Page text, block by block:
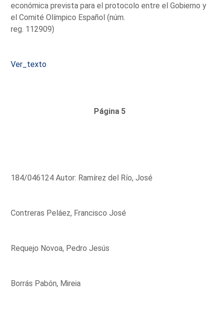
económica prevista para el protocolo entre el Gobierno y
el Comité Olímpico Español (núm.
reg. 112909)
Ver_texto
Página 5
184/046124 Autor: Ramírez del Río, José
Contreras Peláez, Francisco José
Requejo Novoa, Pedro Jesús
Borrás Pabón, Mireia